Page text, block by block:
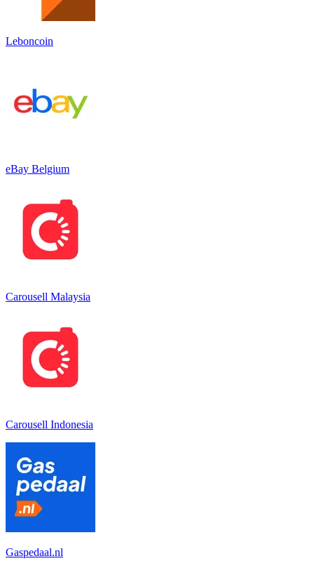
Leboncoin
eBay Belgium
Carousell Malaysia
Carousell Indonesia
Gaspedaal.nl